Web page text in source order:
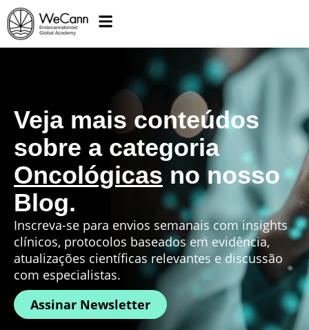
Veja mais conteúdos
sobre a categoria
Oncológicas no nosso
Blog.
Inscreva-se para envios semanais com insights
clínicos, protocolos baseados em evidência,
atualizações científicas relevantes e discussão
com especialistas.
Assinar Newsletter